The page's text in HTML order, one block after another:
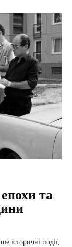
та
історичні події,